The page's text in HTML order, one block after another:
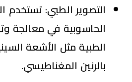
التصوير الطبي:تستخدم
الحاسوبية في معالجة
الطبية مثل الأشعة
بالرنين المغناطيسي.